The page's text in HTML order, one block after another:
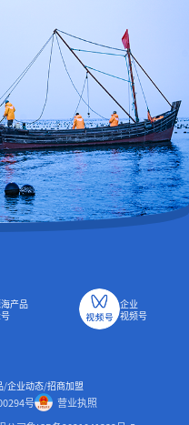
产品
企业
视频号
/企业动态/招商加盟
号
营业执照